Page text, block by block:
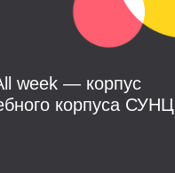
week — корпус
корпуса СУНЦ